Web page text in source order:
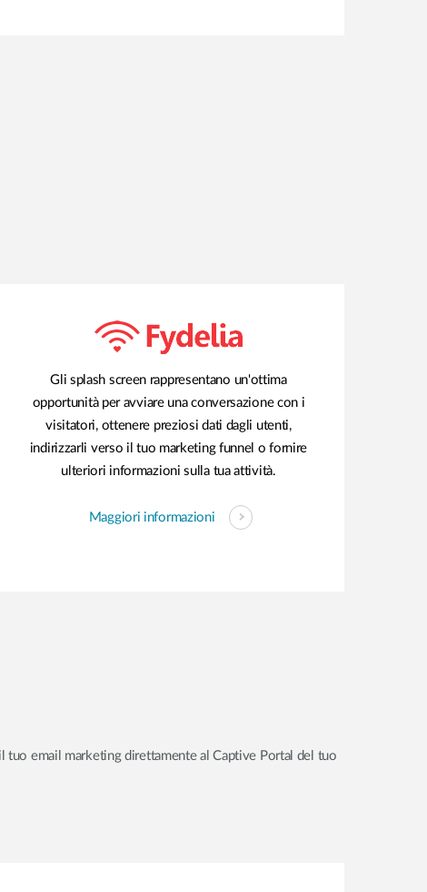
Gli splash screen rappresentano un'ottima
opportunità per avviare una conversazione con i
visitatori, ottenere preziosi dati dagli utenti,
indirizzarli verso il tuo marketing funnel o fornire
ulteriori informazioni sulla tua attività.
Maggiori informazioni
email marketing direttamente al Captive Portal del tuo